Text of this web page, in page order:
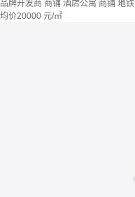
品牌开发商 商铺 酒店公寓 商铺 地
均价20000 元/㎡